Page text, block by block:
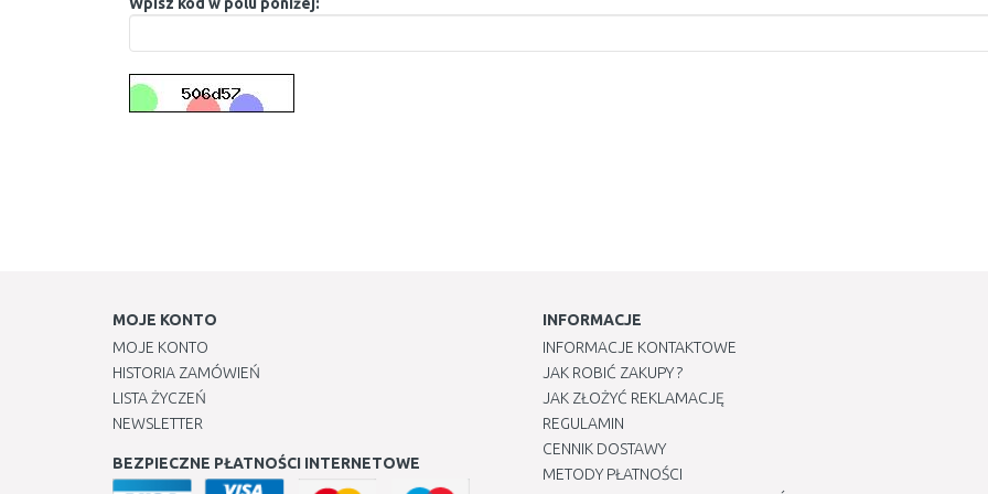
MOJE KONTO
MOJE KONTO
HISTORIA ZAMÓWIEŃ
LISTA ŻYCZEŃ
NEWSLETTER
BEZPIECZNE PŁATNOŚCI INTERNETOWE
INFORMACJE
INFORMACJE KONTAKTOWE
JAK ROBIĆ ZAKUPY ?
JAK ZŁOŻYĆ REKLAMACJĘ
REGULAMIN
CENNIK DOSTAWY
METODY PŁATNOŚCI